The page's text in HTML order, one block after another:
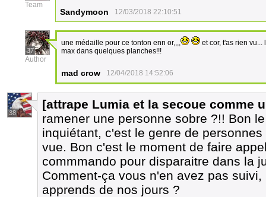
Team
Sandymoon 12/03/2018 22:10:51
37
Author
une médaille pour ce tonton enn or,,,,
et cor, t'as rien
max dans quelques planches!!!
mad crow 12/04/2018 14:52:06
38
[attrape Lumia et la secoue comme
ramener une personne sobre ?!! Bon
inquiétant, c'est le genre de
vue. Bon c'est le moment de faire
commmando pour disparaitre dans la
Comment-ça vous n'en avez pas
apprends de nos jours ?